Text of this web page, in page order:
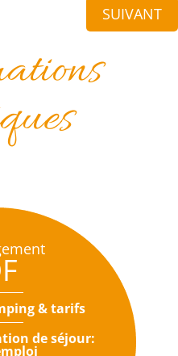
SUIVANT
& tarifs
de séjour: